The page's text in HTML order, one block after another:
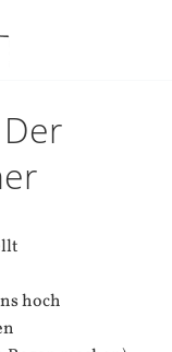
hoch